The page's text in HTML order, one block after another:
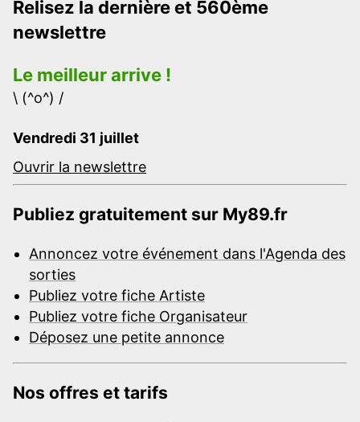
Relisez la dernière et 560ème
newslettre
Le meilleur arrive !
\ (^o^) /
Vendredi 31 juillet
Ouvrir la newslettre
Publiez gratuitement sur My89.fr
Annoncez votre événement dans l'Agenda des
sorties
Publiez votre fiche Artiste
Publiez votre fiche Organisateur
Déposez une petite annonce
Nos offres et tarifs